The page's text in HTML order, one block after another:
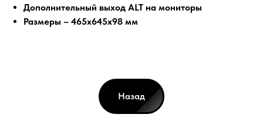
Дополнительный выход ALT на мониторы
Размеры – 465х645х98 мм
Назад